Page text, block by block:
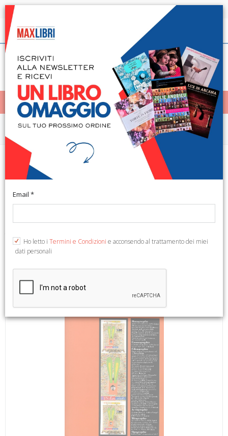
Spedizione in 24h per tutti i libri disponibili
Italiano
< Home
MENÙ
Saggistica d'Arte e Architettura
Graphie. Anno XVII. Numero 71.
2015. Agricoltura Celeste
Rivista Trimestrale di Arte e Letteratura. 71. 2015). (Rivista
Trimestrale di Arte e Letteratura. 64).
Email *
Ho letto i Termini e Condizioni e acconsendo al trattamento dei miei
dati personali